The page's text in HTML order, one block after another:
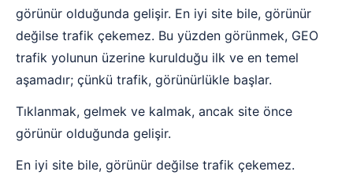
görünür olduğunda gelişir. En iyi site bile, görünür
değilse trafik çekemez. Bu yüzden görünmek, GEO
trafik yolunun üzerine kurulduğu ilk ve en temel
aşamadır; çünkü trafik, görünürlükle başlar.
Tıklanmak, gelmek ve kalmak, ancak site önce
görünür olduğunda gelişir.
En iyi site bile, görünür değilse trafik çekemez.